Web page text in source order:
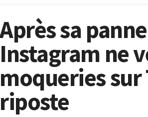
Après sa
Instagram ne
moqueries
riposte